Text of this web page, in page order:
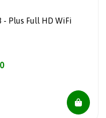
- Plus Full HD WiFi